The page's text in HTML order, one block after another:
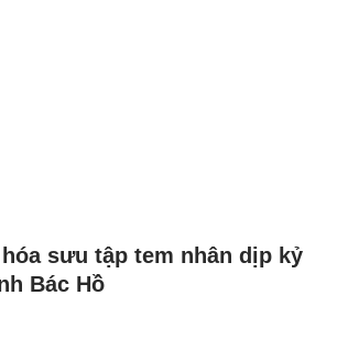
sưu tập tem nhân dịp kỷ
Bác Hồ